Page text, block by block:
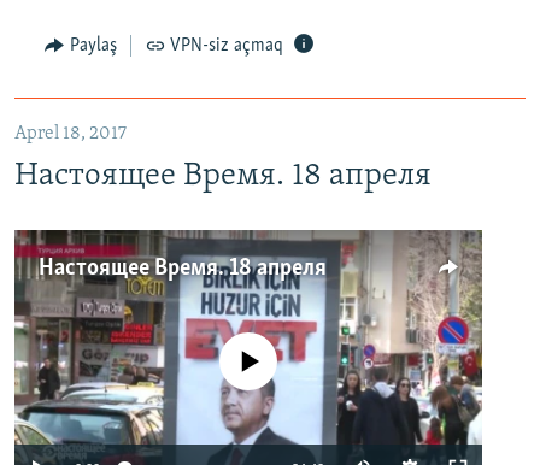
Paylaş VPN-siz açmaq
Aprel 18, 2017
Настоящее Время. 18 апреля
Настоящее Время. 18 апреля
No media source currently available